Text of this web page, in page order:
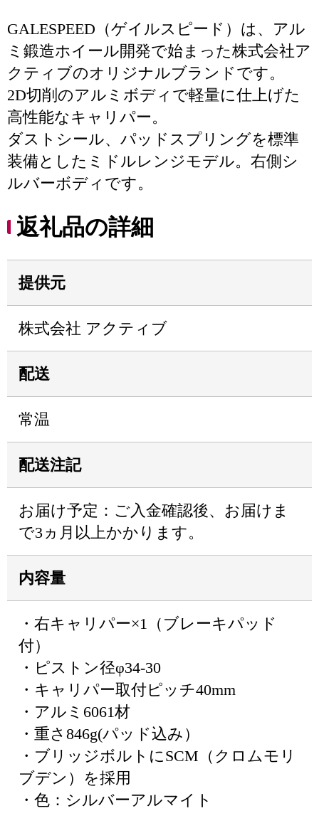
GALESPEED（ゲイルスピード）は、アル
ミ鍛造ホイール開発で始まった株式会社ア
クティブのオリジナルブランドです。
2D切削のアルミボディで軽量に仕上げた
高性能なキャリパー。
ダストシール、パッドスプリングを標準
装備としたミドルレンジモデル。右側シ
ルバーボディです。
返礼品の詳細
提供元
株式会社 アクティブ
配送
常温
配送注記
お届け予定：ご入金確認後、お届けま
で3ヵ月以上かかります。
内容量
・右キャリパー×1（ブレーキパッド
付）
・ピストン径φ34-30
・キャリパー取付ピッチ40mm
・アルミ6061材
・重さ846g(パッド込み）
・ブリッジボルトにSCM（クロムモリ
ブデン）を採用
・色：シルバーアルマイト